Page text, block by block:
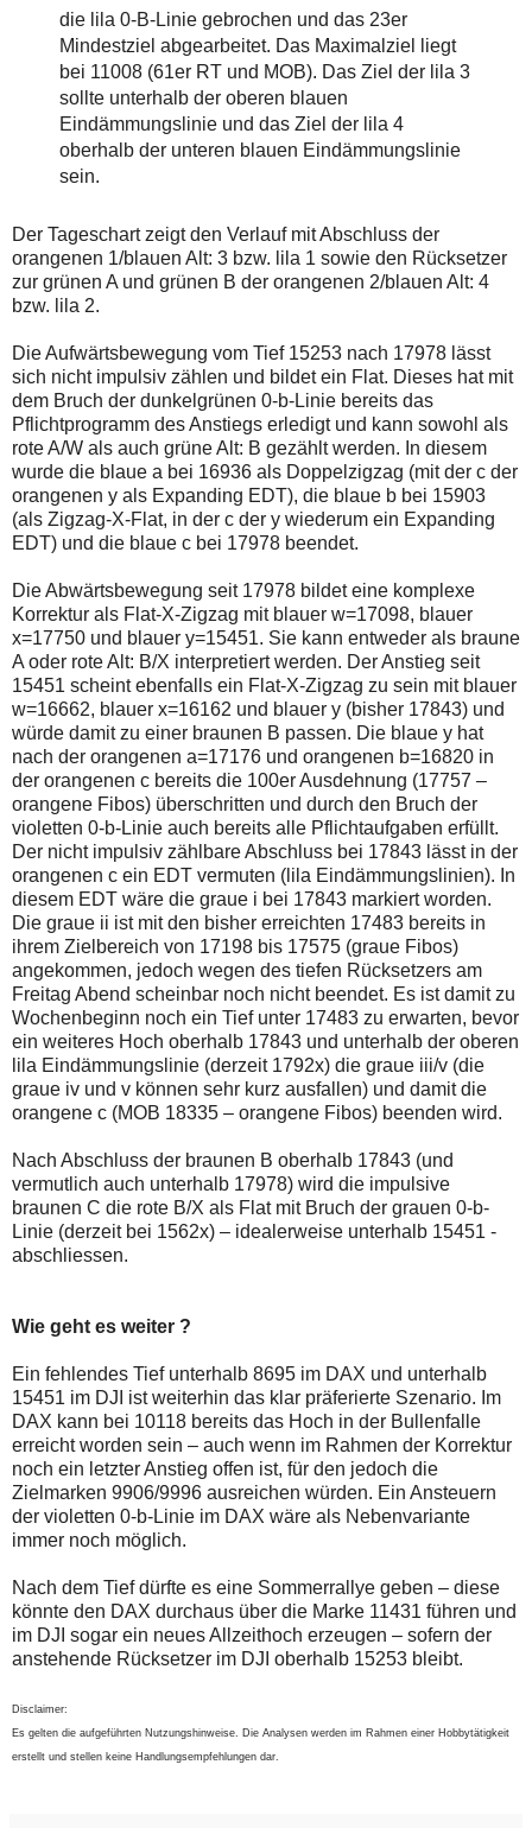
die lila 0-B-Linie gebrochen und das 23er
Mindestziel abgearbeitet. Das Maximalziel liegt
bei 11008 (61er RT und MOB). Das Ziel der lila 3
sollte unterhalb der oberen blauen
Eindämmungslinie und das Ziel der lila 4
oberhalb der unteren blauen Eindämmungslinie
sein.
Der Tageschart zeigt den Verlauf mit Abschluss der
orangenen 1/blauen Alt: 3 bzw. lila 1 sowie den Rücksetzer
zur grünen A und grünen B der orangenen 2/blauen Alt: 4
bzw. lila 2.
Die Aufwärtsbewegung vom Tief 15253 nach 17978 lässt
sich nicht impulsiv zählen und bildet ein Flat. Dieses hat mit
dem Bruch der dunkelgrünen 0-b-Linie bereits das
Pflichtprogramm des Anstiegs erledigt und kann sowohl als
rote A/W als auch grüne Alt: B gezählt werden. In diesem
wurde die blaue a bei 16936 als Doppelzigzag (mit der c der
orangenen y als Expanding EDT), die blaue b bei 15903
(als Zigzag-X-Flat, in der c der y wiederum ein Expanding
EDT) und die blaue c bei 17978 beendet.
Die Abwärtsbewegung seit 17978 bildet eine komplexe
Korrektur als Flat-X-Zigzag mit blauer w=17098, blauer
x=17750 und blauer y=15451. Sie kann entweder als braune
A oder rote Alt: B/X interpretiert werden. Der Anstieg seit
15451 scheint ebenfalls ein Flat-X-Zigzag zu sein mit blauer
w=16662, blauer x=16162 und blauer y (bisher 17843) und
würde damit zu einer braunen B passen. Die blaue y hat
nach der orangenen a=17176 und orangenen b=16820 in
der orangenen c bereits die 100er Ausdehnung (17757 –
orangene Fibos) überschritten und durch den Bruch der
violetten 0-b-Linie auch bereits alle Pflichtaufgaben erfüllt.
Der nicht impulsiv zählbare Abschluss bei 17843 lässt in der
orangenen c ein EDT vermuten (lila Eindämmungslinien). In
diesem EDT wäre die graue i bei 17843 markiert worden.
Die graue ii ist mit den bisher erreichten 17483 bereits in
ihrem Zielbereich von 17198 bis 17575 (graue Fibos)
angekommen, jedoch wegen des tiefen Rücksetzers am
Freitag Abend scheinbar noch nicht beendet. Es ist damit zu
Wochenbeginn noch ein Tief unter 17483 zu erwarten, bevor
ein weiteres Hoch oberhalb 17843 und unterhalb der oberen
lila Eindämmungslinie (derzeit 1792x) die graue iii/v (die
graue iv und v können sehr kurz ausfallen) und damit die
orangene c (MOB 18335 – orangene Fibos) beenden wird.
Nach Abschluss der braunen B oberhalb 17843 (und
vermutlich auch unterhalb 17978) wird die impulsive
braunen C die rote B/X als Flat mit Bruch der grauen 0-b-
Linie (derzeit bei 1562x) – idealerweise unterhalb 15451 -
abschliessen.
Wie geht es weiter ?
Ein fehlendes Tief unterhalb 8695 im DAX und unterhalb
15451 im DJI ist weiterhin das klar präferierte Szenario. Im
DAX kann bei 10118 bereits das Hoch in der Bullenfalle
erreicht worden sein – auch wenn im Rahmen der Korrektur
noch ein letzter Anstieg offen ist, für den jedoch die
Zielmarken 9906/9996 ausreichen würden. Ein Ansteuern
der violetten 0-b-Linie im DAX wäre als Nebenvariante
immer noch möglich.
Nach dem Tief dürfte es eine Sommerrallye geben – diese
könnte den DAX durchaus über die Marke 11431 führen und
im DJI sogar ein neues Allzeithoch erzeugen – sofern der
anstehende Rücksetzer im DJI oberhalb 15253 bleibt.
Disclaimer:
Es gelten die aufgeführten Nutzungshinweise. Die Analysen werden im Rahmen einer Hobbytätigkeit
erstellt und stellen keine Handlungsempfehlungen dar.